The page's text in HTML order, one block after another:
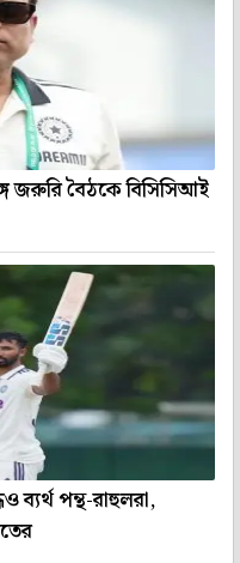
জরুরি বৈঠকে বিসিসিআই
ব্যর্থ পন্থ-রাহুলরা,